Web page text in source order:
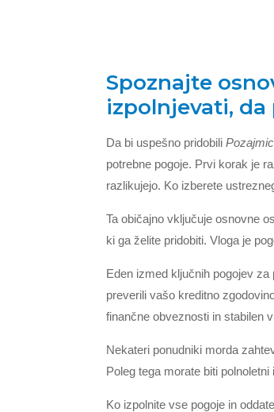
Spoznajte
izpolnjevati,
Da bi uspešno pridobili
potrebne pogoje. Prvi korak je
razlikujejo. Ko izberete
Ta običajno vključuje osnovne
ki ga želite pridobiti. Vloga je
Eden izmed ključnih pogojev
preverili vašo kreditno
finančne obveznosti in stabilen
Nekateri ponudniki morda
Poleg tega morate biti
Ko izpolnite vse pogoje in